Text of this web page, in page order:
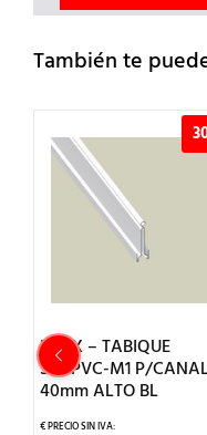
También te
UNEX – TABIQUE
SEP.PVC-M1 P/
40mm ALTO BL